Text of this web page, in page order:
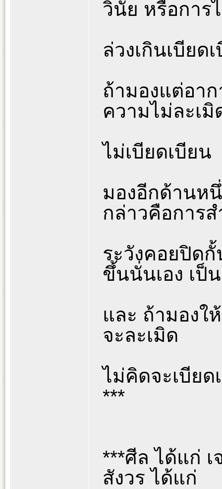
วินัย หรือการ
ล่วงเกินเบียด
ถ้ามองแต่อา
ความไม่ละเมิ
ไม่เบียดเบียน
มองอีกด้านห
กล่าวคือการส
ระวังคอยปิด
ขึ้นนั่นเอง เป็
และ ถ้ามองใ
จะละเมิด
ไม่คิดจะเบีย
***
***ศีล ได้แก่
สังวร ได้แก่